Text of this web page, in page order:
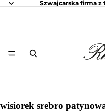
Szwajcarska firma
wisiorek srebro